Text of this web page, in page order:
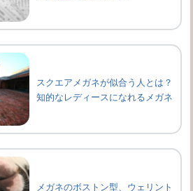
スクエアメガネが似合う人とは？
知的なレディースになれるメガネ
メガネのボストン型、ウェリント